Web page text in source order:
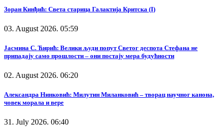
Зоран Кинђић: Света старица Галактија Критска (I)
03. August 2026. 05:59
Јасмина С. Ћирић: Велики људи попут Светог деспота Стефана не
припадају само прошлости – они постају мера будућности
02. August 2026. 06:20
Александра Нинковић: Милутин Миланковић – творац научног канона,
човек морала и вере
31. July 2026. 06:40